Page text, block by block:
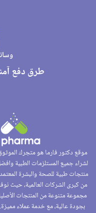
طرق دفع
موقع دكتور فارما هو متجرك
لشراء جميع المستلزمات الطبية
منتجات طبية للصحة والبشرة
من كبرى الشركات العالمية، حيث
مجموعة متنوعة من المنتجات
بجودة عالية، مع خدمة عملاء مميزة.